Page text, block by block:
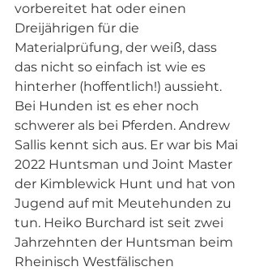
vorbereitet hat oder einen
Dreijährigen für die
Materialprüfung, der weiß, dass
das nicht so einfach ist wie es
hinterher (hoffentlich!) aussieht.
Bei Hunden ist es eher noch
schwerer als bei Pferden. Andrew
Sallis kennt sich aus. Er war bis Mai
2022 Huntsman und Joint Master
der Kimblewick Hunt und hat von
Jugend auf mit Meutehunden zu
tun. Heiko Burchard ist seit zwei
Jahrzehnten der Huntsman beim
Rheinisch Westfälischen